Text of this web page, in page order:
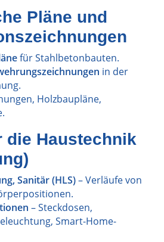
Pläne und
für Stahlbetonbauten.
in der
Holzbaupläne,
die Haustechnik
Sanitär (HLS)– Verläufe von
– Steckdosen,
Smart-Home-